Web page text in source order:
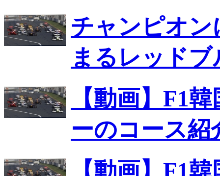
チャンピオ
まるレッドブ
【動画】F1
ーのコース紹
【動画】F1